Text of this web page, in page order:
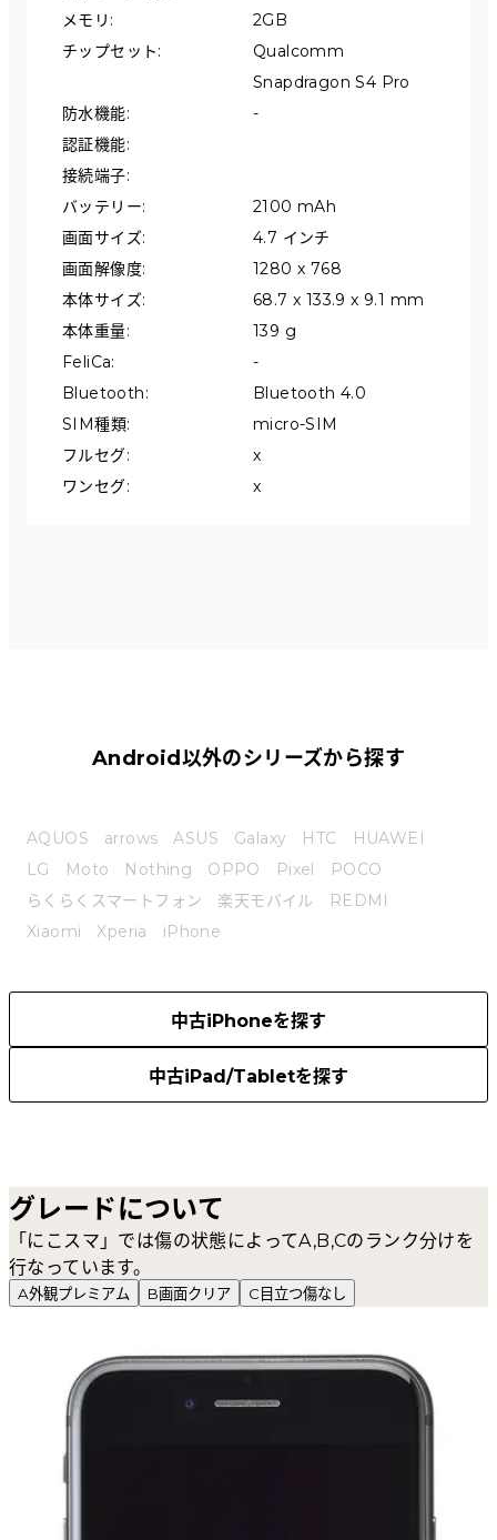
メモリ :
2GB
チップセット:
Qualcomm
Snapdragon S4 Pro
防水機能:
-
認証機能:
接続端子:
バッテリー:
2100 mAh
画面サイズ:
4.7 インチ
画面解像度:
1280 x 768
本体サイズ:
68.7 x 133.9 x 9.1 mm
本体重量:
139 g
FeliCa:
-
Bluetooth:
Bluetooth 4.0
SIM種類:
micro-SIM
フルセグ:
x
ワンセグ: x
Android以外のシリーズから探す
AQUOS arrows ASUS Galaxy HTC
HUAWEI
LG
Moto Nothing OPPO Pixel
POCO
らくらくスマートフォン
楽天モバイル
REDMI
Xiaomi
Xperia iPhone
中古iPhoneを探す
中古iPad/Tabletを探す
グレードについて
「にこスマ」では傷の状態によってA,B,Cのランク分けを
行なっています。
A外観プレミアム B画面クリア C 目立つ傷なし